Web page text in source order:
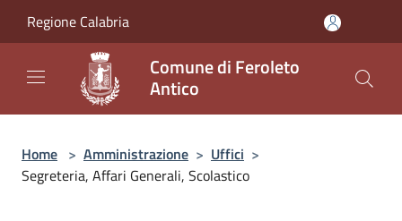
Regione Calabria
Comune di Feroleto
Antico
Home > Amministrazione > Uffici >
Segreteria, Affari Generali, Scolastico